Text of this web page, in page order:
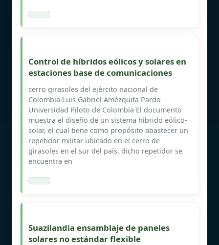
Control de híbridos eólicos y solares en
estaciones base de comunicaciones
cerro girasoles del ejército nacional de
Colombia.Luis Gabriel Amézquita Pardo
Universidad Piloto de Colombia El documento
muestra el diseño de un sistema hibrido eólico-
solar, el cual tiene como propósito abastecer un
repetidor militar ubicado en el cerro de
girasoles en el sur del país, dicho repetidor se
encuentra en
Suazilandia ensamblaje de paneles
solares no estándar flexible